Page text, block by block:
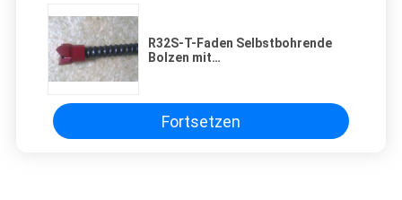
R32S-T-Faden Selbstbohrende
Bolzen mit
Fortsetzen